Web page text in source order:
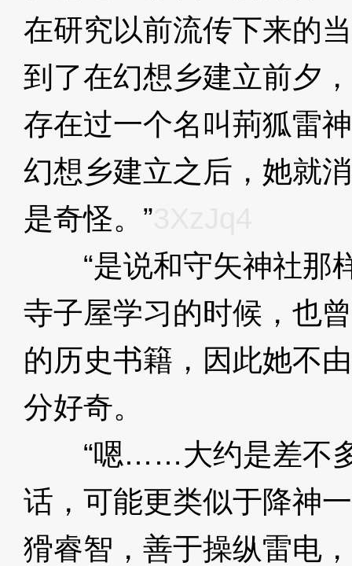
在研究以前流传下来的
到了在幻想乡建立前夕
存在过一个名叫荊狐雷
幻想乡建立之后，她就
是奇怪。”
“是说和守矢神社那
寺子屋学习的时候，也
的历史书籍，因此她不
分好奇。
“嗯……大约是差不多
话，可能更类似于降神
猾睿智，善于操纵雷电